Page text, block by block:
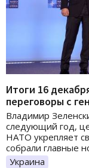
Итоги 16
переговоры с
Владимир
следующий год,
НАТО укрепляет
собрали главные
Украина